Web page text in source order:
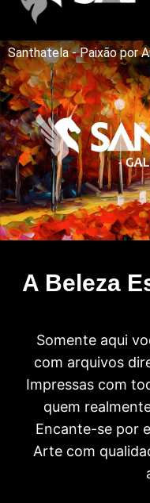
Santhatela - Paixão por
A Beleza
Somente aqui
com arquivos
Impressas com
quem
Encante-se por
Arte com